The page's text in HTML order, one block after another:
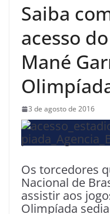
Saiba
acesso
Mané
3 de agosto de 2016
Os torcedores
Nacional de
assistir aos
Olimpíada